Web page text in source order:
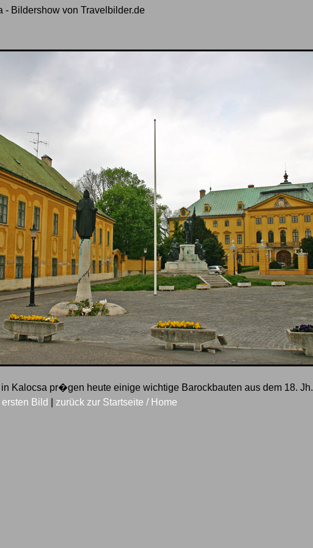
- Bildershow von Travelbilder.de
Kalocsa pr�gen heute einige wichtige Barockbauten aus dem 18. Jh.
ersten Bild zurück zur Startseite / Home